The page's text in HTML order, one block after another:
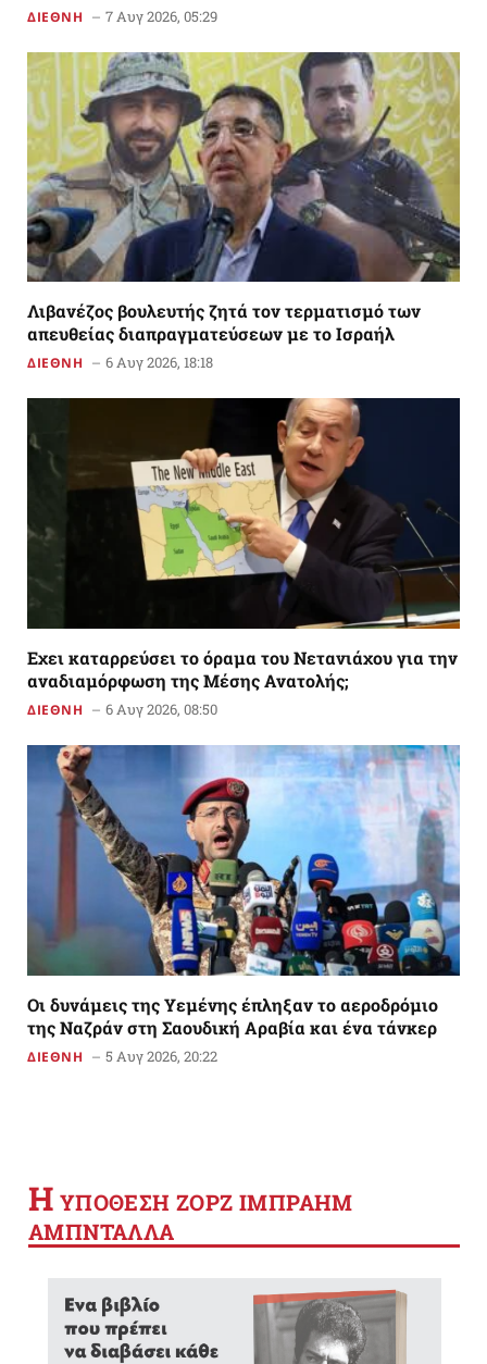
ΔΙΕΘΝΗ 7 Αυγ 2026, 05:29
Λιβανέζος βουλευτής ζητά τον τερματισμό των
απευθείας διαπραγματεύσεων με το Ισραήλ
ΔΙΕΘΝΗ 6 Αυγ 2026, 18:18
Εχει καταρρεύσει το όραμα του Νετανιάχου για την
αναδιαμόρφωση της Μέσης Ανατολής;
ΔΙΕΘΝΗ 6 Αυγ 2026, 08:50
Οι δυνάμεις της Υεμένης έπληξαν το αεροδρόμιο
της Ναζράν στη Σαουδική Αραβία και ένα τάνκερ
ΔΙΕΘΝΗ 5 Αυγ 2026, 20:22
Η YΠΟΘΕΣΗ ΖΟΡΖ ΙΜΠΡΑΗΜ
ΑΜΠΝΤΑΛΛΑ